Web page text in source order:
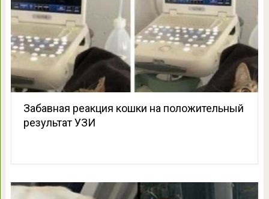
Забавная реакция кошки на положительный
результат УЗИ